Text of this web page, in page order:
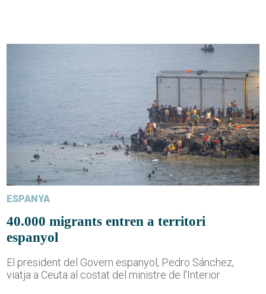
ESPANYA
40.000 migrants entren a territori
espanyol
El president del Govern espanyol, Pedro Sánchez,
viatja a Ceuta al costat del ministre de l'Interior